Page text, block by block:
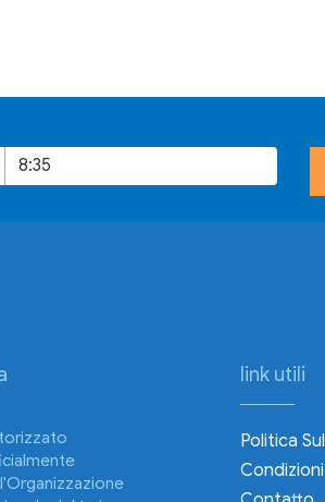
link utili
Politica
Condizioni